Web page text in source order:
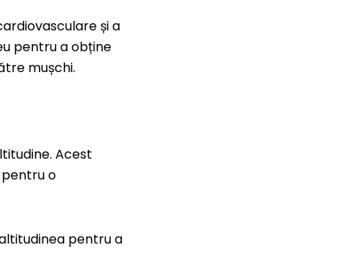
și a
pentru a obține
mușchi.
Acest
o
pentru a